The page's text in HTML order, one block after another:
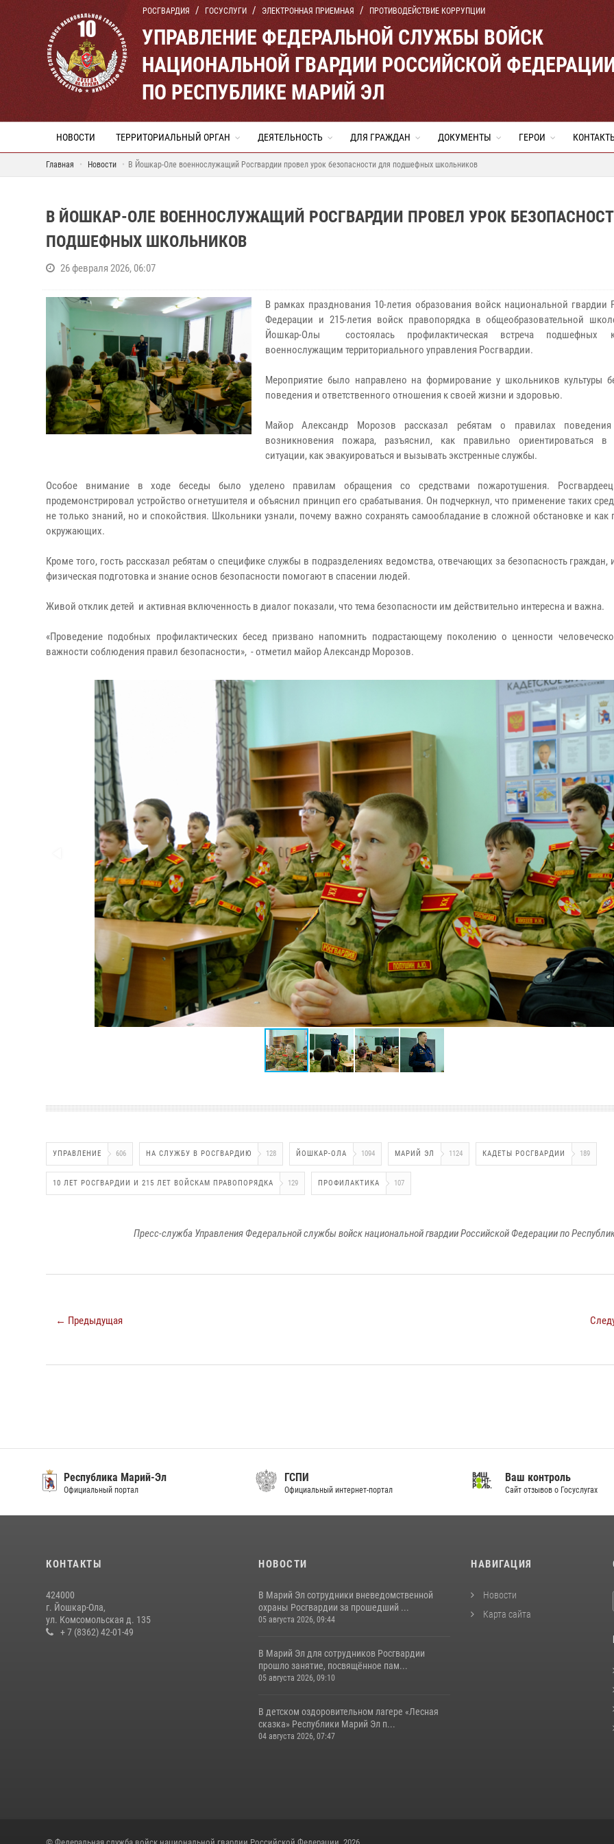
РОСГВАРДИЯ ГОСУСЛУГИ ЭЛЕКТРОННАЯ ПРИЕМНАЯ ПРОТИВОДЕЙСТВИЕ КОРРУПЦИИ
УПРАВЛЕНИЕ ФЕДЕРАЛЬНОЙ СЛУЖБЫ ВОЙСК
НАЦИОНАЛЬНОЙ ГВАРДИИ РОССИЙСКОЙ
ПО РЕСПУБЛИКЕ МАРИЙ ЭЛ
НОВОСТИ ТЕРРИТОРИАЛЬНЫЙ ОРГАН ДЕЯТЕЛЬНОСТЬ ДЛЯ ГРАЖДАН ДОКУМЕНТЫ ГЕРОИ
Главная Новости В Йошкар-Оле военнослужащий Росгвардии провел урок безопасности для подшефных школьников
В ЙОШКАР-ОЛЕ ВОЕННОСЛУЖАЩИЙ РОСГВАРДИИ ПРОВЕЛ УРОК
ПОДШЕФНЫХ ШКОЛЬНИКОВ
26 февраля 2026, 06:07
В рамках празднования 10-летия образования войск национальной гвардии
Федерации и 215-летия войск правопорядка в общеобразовательной
Йошкар-Олы состоялась профилактическая встреча подшефных
военнослужащим территориального управления Росгвардии.
Мероприятие было направлено на формирование у школьников культуры
поведения и ответственного отношения к своей жизни и здоровью.
Майор Александр Морозов рассказал ребятам о правилах
возникновения пожара, разъяснил, как правильно ориентироваться в
ситуации, как эвакуироваться и вызывать экстренные службы.
Особое внимание в ходе беседы было уделено правилам обращения со средствами пожаротушения.
продемонстрировал устройство огнетушителя и объяснил принцип его срабатывания. Он подчеркнул, что применение таких
не только знаний, но и спокойствия. Школьники узнали, почему важно сохранять самообладание в сложной обстановке и как
окружающих.
Кроме того, гость рассказал ребятам о специфике службы в подразделениях ведомства, отвечающих за безопасность граждан,
физическая подготовка и знание основ безопасности помогают в спасении людей.
Живой отклик детей и активная включенность в диалог показали, что тема безопасности им действительно интересна и важна.
«Проведение подобных профилактических бесед призвано напомнить подрастающему поколению о ценности
важности соблюдения правил безопасности», - отметил майор Александр Морозов.
УПРАВЛЕНИЕ 606 НА СЛУЖБУ В РОСГВАРДИЮ 128 ЙОШКАР-ОЛА 1094 МАРИЙ ЭЛ 1124 КАДЕТЫ РОСГВАРДИИ 189
10 ЛЕТ РОСГВАРДИИ И 215 ЛЕТ ВОЙСКАМ ПРАВОПОРЯДКА 129 ПРОФИЛАКТИКА 107
Пресс-служба Управления Федеральной службы войск национальной гвардии Российской Федерации по
← Предыдущая
Республика Марий-Эл
Официальный портал
ГСПИ
Официальный интернет-портал
Ваш контроль
Сайт отзывов о Госуслугах
КОНТАКТЫ
424000
г. Йошкар-Ола,
ул. Комсомольская д. 135
+ 7 (8362) 42-01-49
НОВОСТИ
В Марий Эл сотрудники вневедомственной
охраны Росгвардии за прошедший ...
05 августа 2026, 09:44
В Марий Эл для сотрудников Росгвардии
прошло занятие, посвящённое пам...
05 августа 2026, 09:10
В детском оздоровительном лагере «Лесная
сказка» Республики Марий Эл п...
04 августа 2026, 07:47
НАВИГАЦИЯ
Новости
Карта сайта